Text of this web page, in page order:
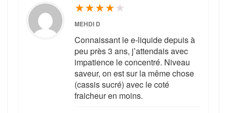
★★★★★
MEHDI D
Connaissant le e-liquide depuis à
peu près 3 ans, j’attendais avec
impatience le concentré. Niveau
saveur, on est sur la même chose
(cassis sucré) avec le coté
fraicheur en moins.